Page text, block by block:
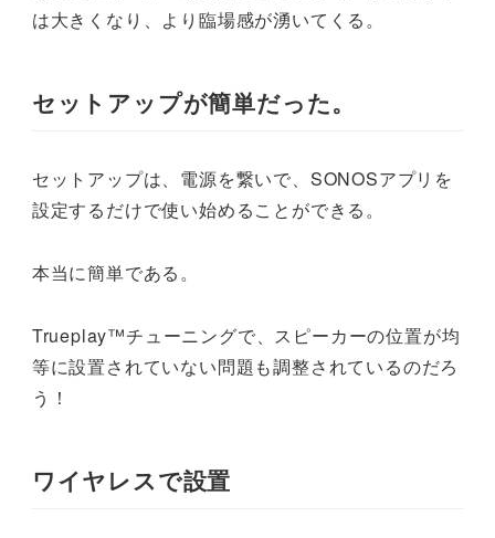
は大きくなり、より臨場感が湧いてくる。
セットアップが簡単だった。
セットアップは、電源を繋いで、SONOSアプリを
設定するだけで使い始めることができる。
本当に簡単である。
Trueplay™チューニングで、スピーカーの位置が均
等に設置されていない問題も調整されているのだろ
う！
ワイヤレスで設置